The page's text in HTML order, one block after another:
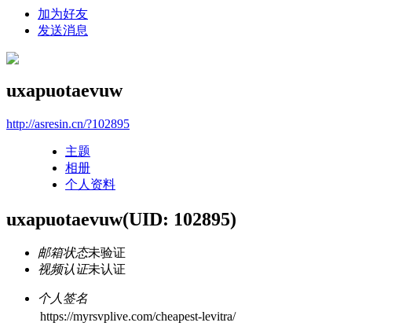
加为好友
发送消息
uxapuotaevuw
http://asresin.cn/?102895
主题
相册
个人资料
uxapuotaevuw(UID: 102895)
邮箱状态未验证
视频认证未认证
个人签名
https://myrsvplive.com/cheapest-levitra/